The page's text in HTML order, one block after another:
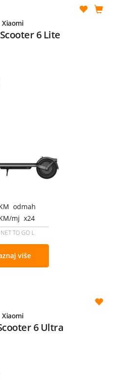
Xiaomi
6 Lite
odmah
mj x24
TO GO L
više
Xiaomi
6 Ultra